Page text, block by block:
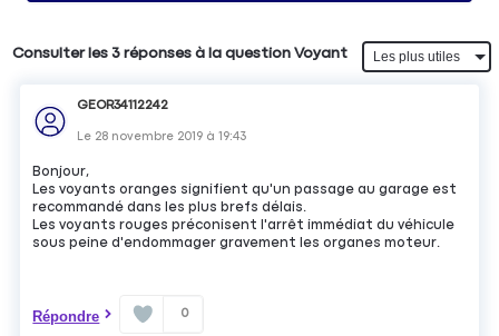
Consulter les 3 réponses à la question Voyant
GEOR34112242
Le 28 novembre 2019 à19:43
Bonjour,
Les voyants oranges signifient qu'un passage au garage est
recommandé dans les plus brefs délais.
Les voyants rouges préconisent l'arrêt immédiat du véhicule
sous peine d'endommager gravement les organes moteur.
Répondre 0